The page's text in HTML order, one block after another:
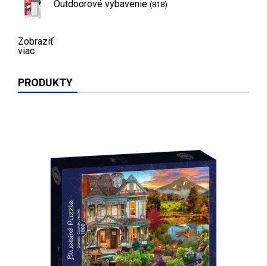
Outdoorové vybavenie (818)
Zobraziť
viac
PRODUKTY